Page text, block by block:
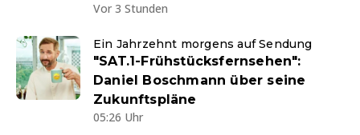
Vor 3 Stunden
Ein Jahrzehnt morgens auf Sendung
"SAT.1-Frühstücksfernsehen":
Daniel Boschmann über seine
Zukunftspläne
05:26 Uhr